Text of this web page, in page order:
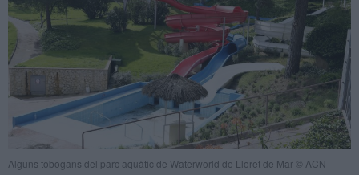
Alguns tobogans del parc aquàtic de Waterworld de Lloret de Mar © ACN